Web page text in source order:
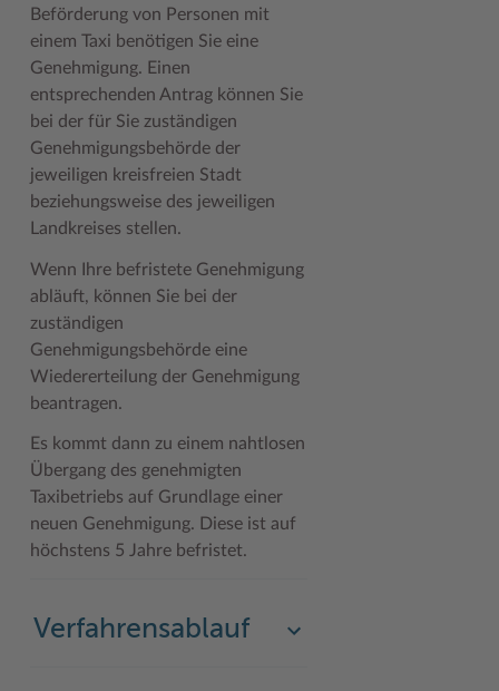
Geodatenportale (Kreiskarte)
Kfz-Zulassung
Kontakt / Öffnungszeiten
Lebenslagen
Leistungen
Lexikon
Publikationen
Wo Sie uns finden
Zuständigkeitsfinder SH ↗
Fotoarchiv
Hitzeschutz
Klimaanpassungskonzept
Kreistag Sitzungskalender
Lokales Wetter
Newsletter
Pressemeldungen
Social Media
Stormarninfo
Termine
Ukrainehilfe
Woche der Seelischen Gesundheit
Karrieretag
Kreispräsident
Kreistag und Ausschüsse
Kreistag Sitzungskalender
Kreisverwaltung
Landrat
Sonderbereiche
Stabsbereiche
Städte und Gemeinden
Wappen und Geschichte
Wappenrolle
Was ist ein Kreis?
Zahlen, Daten, Fakten
Offene Stellen
Praktika und FSJ
Weiterbildung beim Kreis Stormarn
Wen wir suchen
Klimaschutz beim Kreis Stormarn
Projekt e-Gewerbe
Stormarner Bündnis für bezahlbares Wohnen
Wirtschafts- und Aufbaugesellschaft Stormarn
Zahlen, Daten, Fakten
Kulturelle Einrichtungen
Museen
Naturschutzgebiete
Radwandern
Storchenhorste
Lieblingsplätze in der Metropolregion
Termine und Veranstaltungen
Tourismus
Vereine und Gruppen
Wälder und Moore
Beförderung von Personen mit
einem Taxi benötigen Sie eine
Genehmigung. Einen
entsprechenden Antrag können Sie
bei der für Sie zuständigen
Genehmigungsbehörde der
jeweiligen kreisfreien Stadt
beziehungsweise des jeweiligen
Landkreises stellen.
Wenn Ihre befristete Genehmigung
abläuft, können Sie bei der
zuständigen
Genehmigungsbehörde eine
Wiedererteilung der Genehmigung
beantragen.
Es kommt dann zu einem nahtlosen
Übergang des genehmigten
Taxibetriebs auf Grundlage einer
neuen Genehmigung. Diese ist auf
höchstens 5 Jahre befristet.
Verfahrensablauf